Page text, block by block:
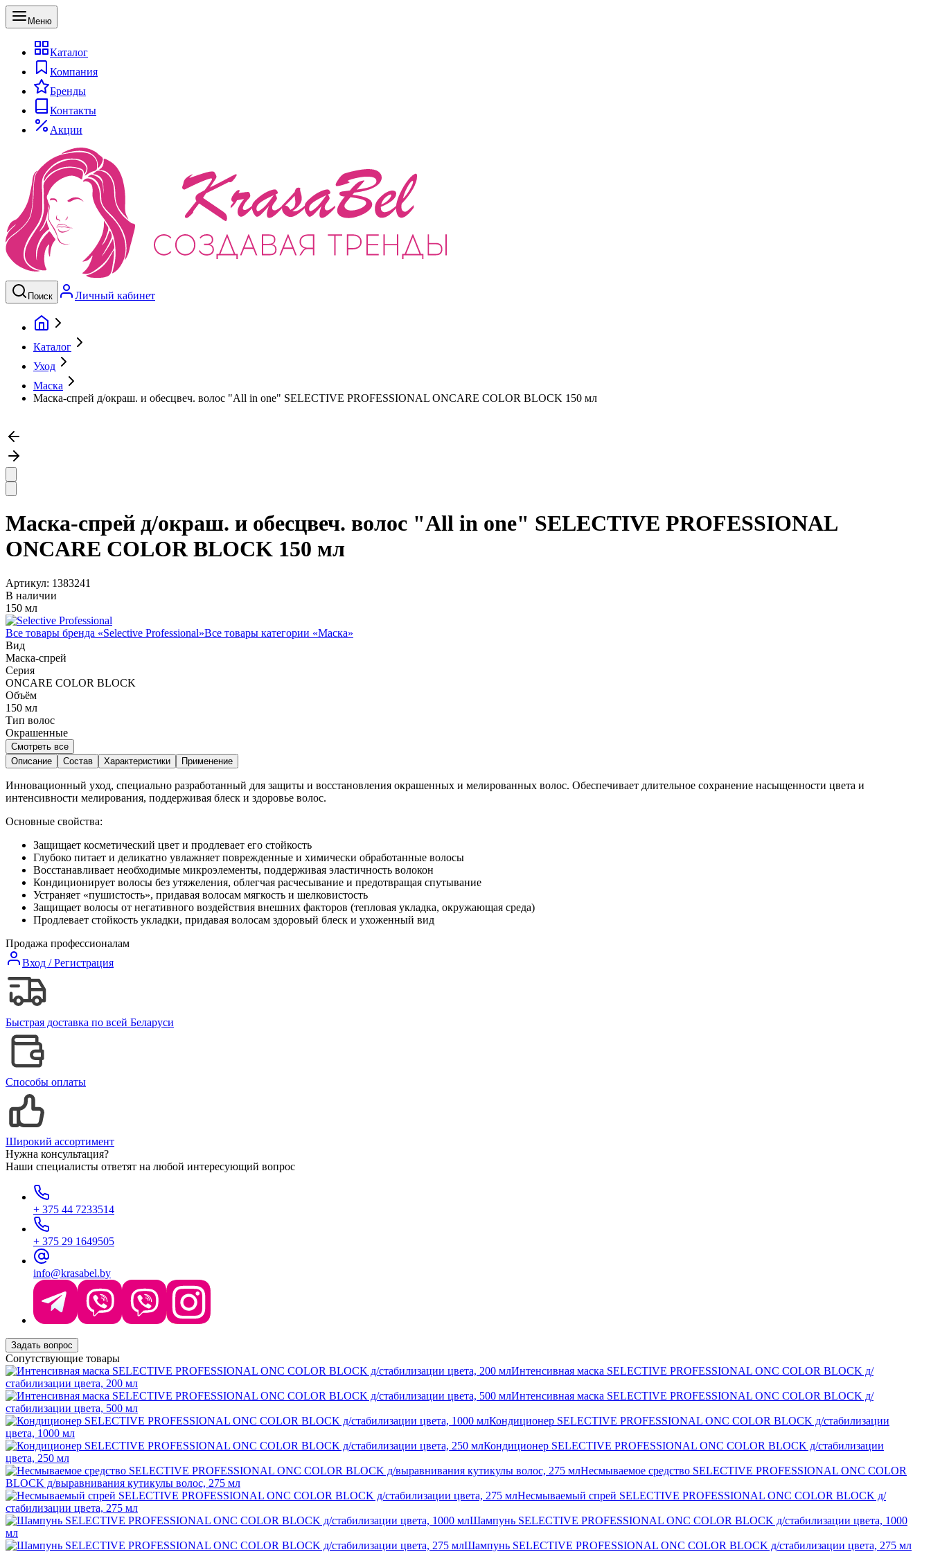
Меню
Каталог
Компания
Бренды
Контакты
Акции
Поиск Личный кабинет
Каталог
Уход
Маска
Маска-спрей д/окраш. и обесцвеч. волос "All in one" SELECTIVE PROFESSIONAL ONCARE COLOR BLOCK 150 мл
Маска-спрей д/окраш. и обесцвеч. волос "All in one" SELECTIVE PROFESSIONAL
ONCARE COLOR BLOCK 150 мл
Артикул: 1383241
В наличии
150 мл
Все товары бренда «Selective Professional»Все товары категории «Маска»
Вид
Маска-спрей
Серия
ONCARE COLOR BLOCK
Объём
150 мл
Тип волос
Окрашенные
Смотреть все
Описание
Состав Характеристики Применение
Инновационный уход, специально разработанный для защиты и восстановления окрашенных и мелированных волос. Обеспечивает длительное сохранение насыщенности цвета и
интенсивности мелирования, поддерживая блеск и здоровье волос.
Основные свойства:
Защищает косметический цвет и продлевает его стойкость
Глубоко питает и деликатно увлажняет поврежденные и химически обработанные волосы
Восстанавливает необходимые микроэлементы, поддерживая эластичность волокон
Кондиционирует волосы без утяжеления, облегчая расчесывание и предотвращая спутывание
Устраняет «пушистость», придавая волосам мягкость и шелковистость
Защищает волосы от негативного воздействия внешних факторов (тепловая укладка, окружающая среда)
Продлевает стойкость укладки, придавая волосам здоровый блеск и ухоженный вид
Продажа профессионалам
Вход / Регистрация
Быстрая доставка по всей Беларуси
Способы оплаты
Широкий ассортимент
Нужна консультация?
Наши специалисты ответят на любой интересующий вопрос
+ 375 44 7233514
+ 375 29 1649505
info@krasabel.by
Задать вопрос
Сопутствующие товары
Интенсивная маска SELECTIVE PROFESSIONAL ONC COLOR BLOCK д/
стабилизации цвета, 200 мл
Интенсивная маска SELECTIVE PROFESSIONAL ONC COLOR BLOCK д/
стабилизации цвета, 500 мл
Кондиционер SELECTIVE PROFESSIONAL ONC COLOR BLOCK д/стабилизации
цвета, 1000 мл
Кондиционер SELECTIVE PROFESSIONAL ONC COLOR BLOCK д/стабилизации
цвета, 250 мл
Несмываемое средство SELECTIVE PROFESSIONAL ONC COLOR
BLOCK д/выравнивания кутикулы волос, 275 мл
Несмываемый спрей SELECTIVE PROFESSIONAL ONC COLOR BLOCK д/
стабилизации цвета, 275 мл
Шампунь SELECTIVE PROFESSIONAL ONC COLOR BLOCK д/стабилизации цвета, 1000
мл
Шампунь SELECTIVE PROFESSIONAL ONC COLOR BLOCK д/стабилизации цвета, 275 мл